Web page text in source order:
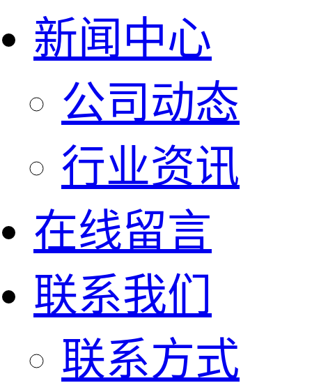
新闻中心
公司动态
行业资讯
在线留言
联系我们
联系方式